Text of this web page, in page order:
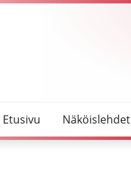
Etusivu Näköislehdet